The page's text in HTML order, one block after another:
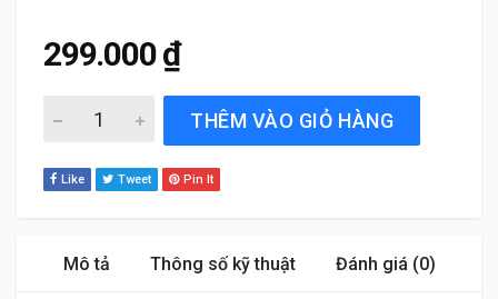
299.000₫
Gạt Mưa Xe Mitsubishi Xpander (2018 đến 2025)
THÊM VÀO GIỎ HÀNG
Like Tweet Pin It
Mô tả Thông số kỹ thuật Đánh giá (0)